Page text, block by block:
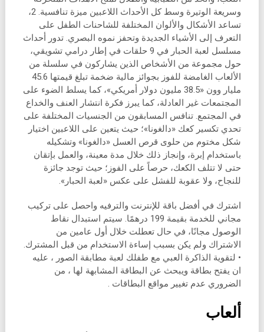
وسريعة الوتيرة وسط كل الأحداث اللاعبين ميزة تنافسية. 2،
تساعد الأشكال والألوان المختلفة للشاحنات الطفل على
التعرف إلى الأشياء الجديدة وتحفز نموه البصري. تدور أحداث
مسلسل لعبة الحبار في 9 حلقات في إطار درامي تشويقي،
حول مجموعة من الأشخاص الذين يشاركون في سلسلة من
الألعاب الغامضة للفوز بجوائز مالية ضخمة تبلغ قيمتها 45.6
مليار وون «38.5 مليون دولار أمريكي»، كما يسلط الضوء على
المجتمعات غير العادلة، كما يبرز فكرة انتشار العنف والخداع
في المجتمع. تنافس المسابقون من الجنسيات المختلفة على
تحدي تكسير كعك «دالغونا»؛ حيث يتعين على اللاعبين اختيار
شكل مختوم من حلوى قرص العسل «دالغونا» وتشكيله
باستخدام إبرة، وإنجاز ذلك خلال مدة معينة، والعمل بإتقان
حتى لا تتلف الكعك، حرصاً على الفوز؛ حيث توجد جائزة
للنجاح، ولا عقوبة للفشل على عكس «لعبة الحبار».
اشترك في أفضل باقة للإنترنت والترفيه واحصل على تركيب
مجاني للخدمة بقيمة 199 درهمًا. سيتم استبدال نقاط
الوصول مجانًا، في حال تعطلت خلال أول عامين من
الاشتراك ولم يكن بسبب إساءة الاستخدام من قبل المشترك.
• لتقوية الذاكرة العبي مع طفلك لعبة مطابقة الصور ، عليه
ان يفتح بطاقة ويبحث عن البطاقة المشابهة لها ، من
الضروري عدم تغيير مواقع البطاقات .
ألعاب